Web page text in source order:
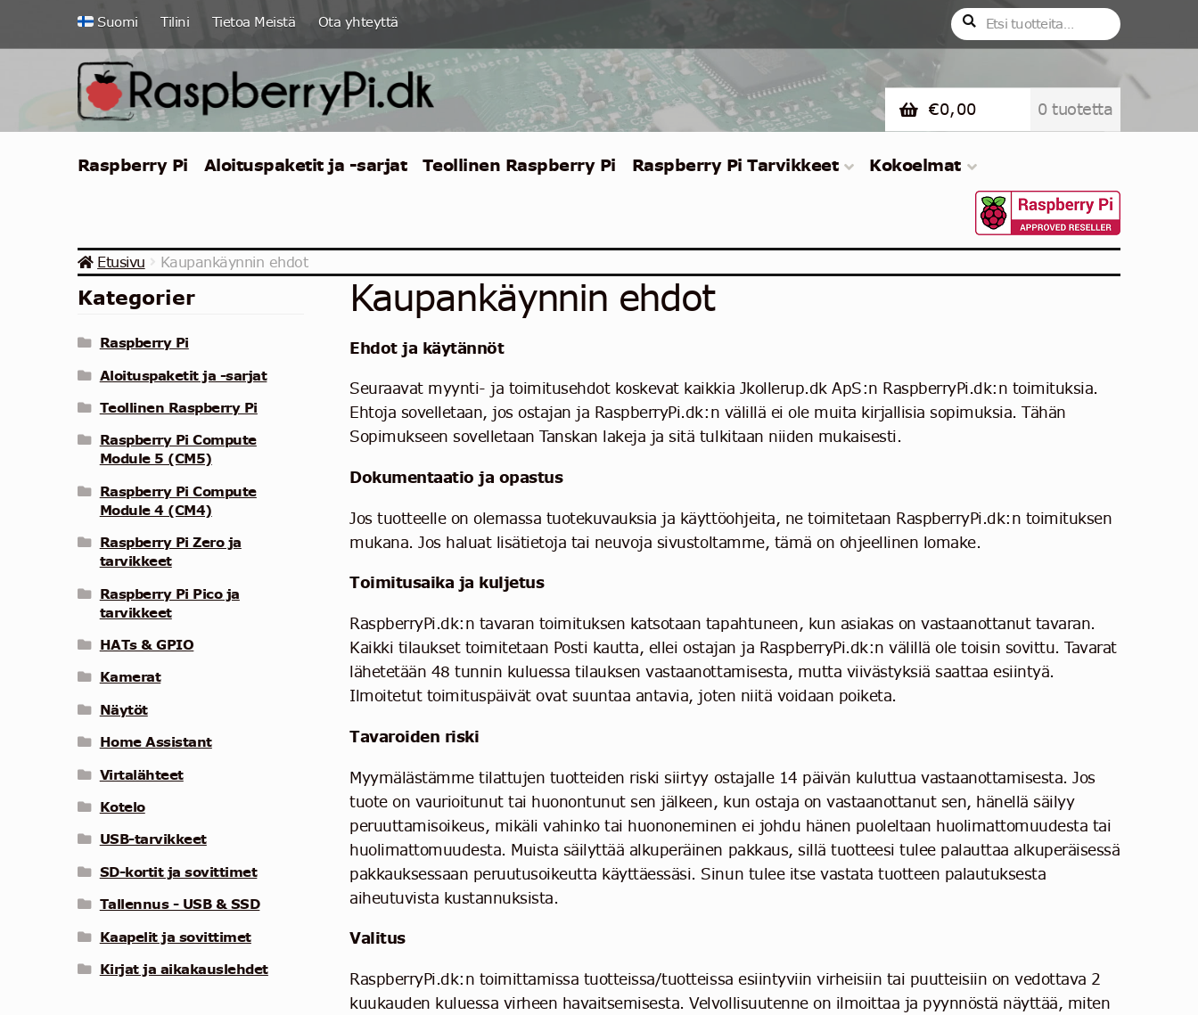
Siirry
SiirrySuomi Tilini Tietoa Meistä Ota yhteyttä
Etsi:
Haku
€0,00 0 tuotetta
Raspberry Pi Aloituspaketit ja -sarjat Teollinen Raspberry Pi Raspberry Pi Tarvikkeet Kokoelmat
Etusivu Kaupankäynnin ehdot
Kaupankäynnin ehdot
Ehdot ja käytännöt
Seuraavat myynti- ja toimitusehdot koskevat kaikkia Jkollerup.dk ApS:n RaspberryPi.dk:n toimituksia.
Ehtoja sovelletaan, jos ostajan ja RaspberryPi.dk:n välillä ei ole muita kirjallisia sopimuksia. Tähän
Sopimukseen sovelletaan Tanskan lakeja ja sitä tulkitaan niiden mukaisesti.
Dokumentaatio ja opastus
Jos tuotteelle on olemassa tuotekuvauksia ja käyttöohjeita, ne toimitetaan RaspberryPi.dk:n toimituksen
mukana. Jos haluat lisätietoja tai neuvoja sivustoltamme, tämä on ohjeellinen lomake.
Toimitusaika ja kuljetus
RaspberryPi.dk:n tavaran toimituksen katsotaan tapahtuneen, kun asiakas on vastaanottanut tavaran.
Kaikki tilaukset toimitetaan Posti kautta, ellei ostajan ja RaspberryPi.dk:n välillä ole toisin sovittu. Tavarat
lähetetään 48 tunnin kuluessa tilauksen vastaanottamisesta, mutta viivästyksiä saattaa esiintyä.
Ilmoitetut toimituspäivät ovat suuntaa antavia, joten niitä voidaan poiketa.
Tavaroiden riski
Myymälästämme tilattujen tuotteiden riski siirtyy ostajalle 14 päivän kuluttua vastaanottamisesta. Jos
tuote on vaurioitunut tai huonontunut sen jälkeen, kun ostaja on vastaanottanut sen, hänellä säilyy
peruuttamisoikeus, mikäli vahinko tai huononeminen ei johdu hänen puoleltaan huolimattomuudesta tai
huolimattomuudesta. Muista säilyttää alkuperäinen pakkaus, sillä tuotteesi tulee palauttaa alkuperäisessä
pakkauksessaan peruutusoikeutta käyttäessäsi. Sinun tulee itse vastata tuotteen palautuksesta
aiheutuvista kustannuksista.
Valitus
RaspberryPi.dk:n toimittamissa tuotteissa/tuotteissa esiintyviin virheisiin tai puutteisiin on vedottava 2
kuukauden kuluessa virheen havaitsemisesta. Velvollisuutenne on ilmoittaa ja pyynnöstä näyttää, miten
Kategorier
Raspberry Pi
Aloituspaketit ja -sarjat
Teollinen Raspberry Pi
Raspberry Pi Compute
Module 5 (CM5)
Raspberry Pi Compute
Module 4 (CM4)
Raspberry Pi Zero ja
tarvikkeet
Raspberry Pi Pico ja
tarvikkeet
HATs & GPIO
Kamerat
Näytöt
Home Assistant
Virtalähteet
Kotelo
USB-tarvikkeet
SD-kortit ja sovittimet
Tallennus - USB & SSD
Kaapelit ja sovittimet
Kirjat ja aikakauslehdet